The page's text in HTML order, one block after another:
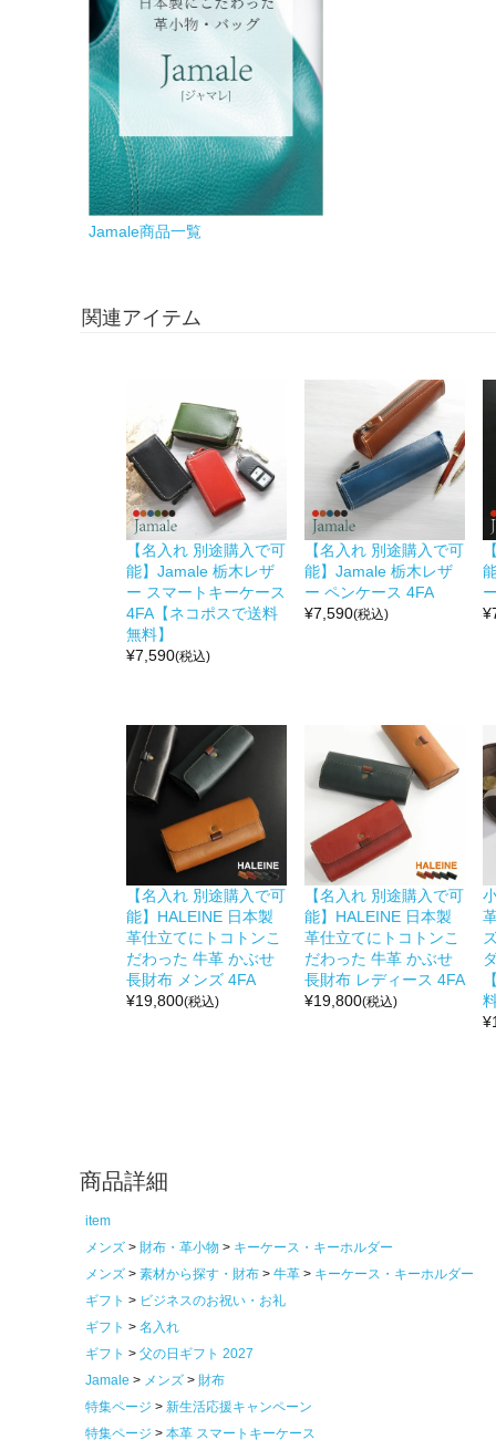
Jamale商品一覧
関連アイテム
【名入れ 別途購入で可
能】Jamale 栃木レザ
ー スマートキーケース
4FA【ネコポスで送料
無料】
¥7,590(税込)
【名入れ 別途購入で可
能】Jamale 栃木レザ
ー ペンケース 4FA
¥7,590(税込)
¥
【名入れ 別途購入で可
能】HALEINE 日本製
革仕立てにトコトンこ
だわった 牛革 かぶせ
長財布 メンズ 4FA
¥19,800(税込)
【名入れ 別途購入で可
能】HALEINE 日本製
革仕立てにトコトンこ
だわった 牛革 かぶせ
長財布 レディース 4FA
¥19,800(税込)
¥
商品詳細
item
メンズ
財布・革小物
キーケース・キーホルダー
メンズ
素材から探す・財布 牛革
キーケース・キーホルダー
ギフト
ビジネスのお祝い・お礼
ギフト
名入れ
ギフト
父の日ギフト 2027
Jamale
メンズ
財布
特集ページ
新生活応援キャンペーン
特集ページ
本革 スマートキーケース